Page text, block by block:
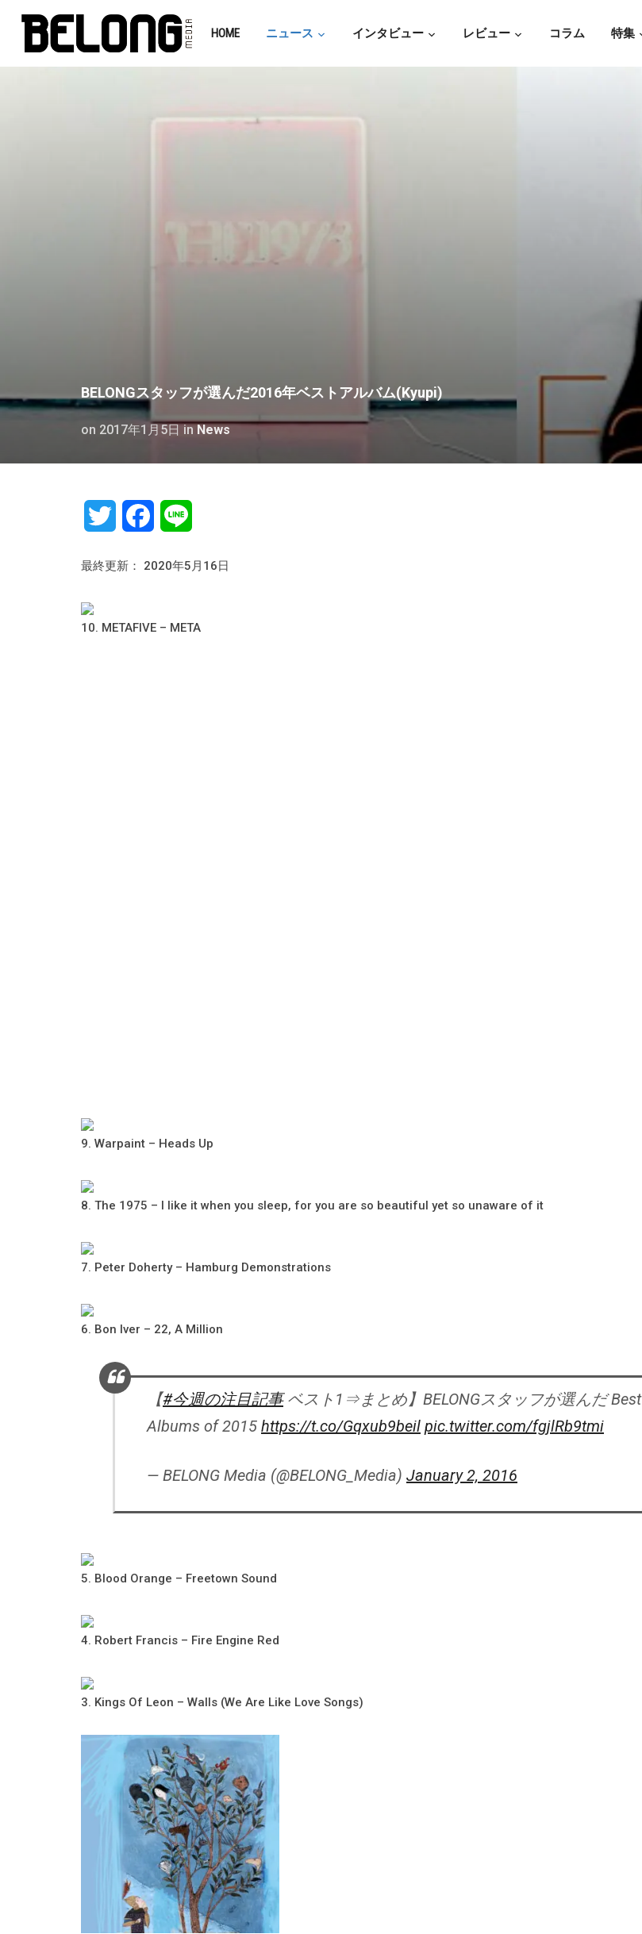
HOME ニュース インタビュー レビュー コラム 特集
BELONGスタッフが選んだ2016年ベストアルバム(Kyupi)
on 2017年1月5日 inNews
Twitter Facebook
最終更新： 2020年5月16日
10. METAFIVE – META
9. Warpaint – Heads Up
8. The 1975 – I like it when you sleep, for you are so beautiful yet so unaware of it
7. Peter Doherty – Hamburg Demonstrations
6. Bon Iver – 22, A Million
【#今週の注目記事ベスト1⇒まとめ】BELONGスタッフが選んだ Best
Albums of 2015 https://t.co/Gqxub9beil pic.twitter.com/fgjlRb9tmi
— BELONG Media (@BELONG_Media) January 2, 2016
5. Blood Orange – Freetown Sound
4. Robert Francis – Fire Engine Red
3. Kings Of Leon – Walls (We Are Like Love Songs)